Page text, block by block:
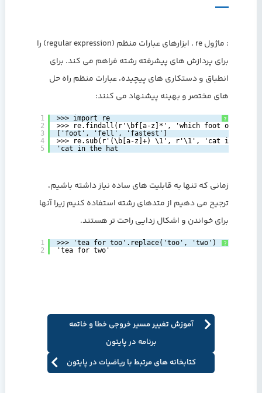
: ماژول re ، ابزارهای عبارات منظم (regular expression) را
برای پردازش های پیشرفته رشته فراهم می کند. برای
انطباق و دستکاری های پیچیده، عبارات منظم راه حل
های مختصر و بهینه پیشنهاد می کنند:
?
1
2
3
4
5
>>> import re
>>> re.findall(r'\bf[a-z]*', 'which foot or hand
['foot', 'fell', 'fastest']
>>> re.sub(r'(\b[a-z]+) \1', r'\1', 'cat in the
'cat in the hat
زمانی که تنها به قابلیت های ساده نیاز داشته باشیم،
ترجیح می دهیم از متدهای رشته استفاده کنیم زیرا آنها
برای خواندن و اشکال زدایی راحت تر هستند.
?
1
2
>>> 'tea for too'.replace('too', 'two')
'tea for two'
آموزش تغییر مسیر خروجی خطا و خاتمه
برنامه در پایتون
کتابخانه های مرتبط با ریاضیات در پایتون